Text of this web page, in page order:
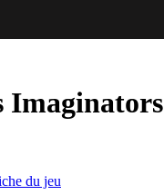
Imaginators
du jeu